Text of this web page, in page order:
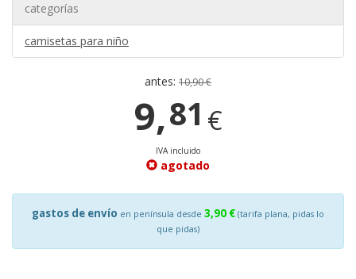
categorías
camisetas para niño
antes: 10,90 €
9,81 €
IVA incluido
agotado
gastos de envío en península desde 3,90 € (tarifa plana, pidas lo
que pidas)